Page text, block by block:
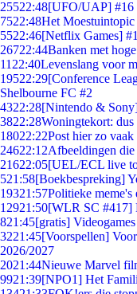
25522:48[UFO/UAP] #16
7522:48Het Moestuintopic
5522:46[Netflix Games] #1
26722:44Banken met
11 22:40Levenslang voor
19522:29[Conference
Shelbourne FC #2
4322:28[Nintendo &
3822:28Woningtekort:
18022:22Post hier zo
24622:12Afbeeldingen
21622:05[UEL/ECL live
521:58[Boekbespreking]
19321:57Politieke meme's
12921:50[WLR SC #417]
821:45[gratis]
3221:45[Voorspellen]
2026/2027
2021:44Nieuwe Marvel
9921:39[NPO1] Het